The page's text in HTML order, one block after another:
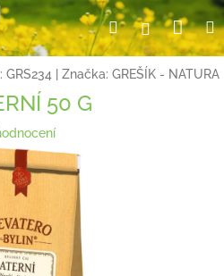
HledatPřihlášení
GRS234 Značka: GREŠÍK - NATURA
50 G